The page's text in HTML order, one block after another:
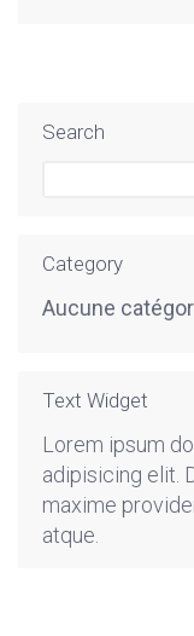
Search
Category
Aucune
Text Widget
Lorem ipsum
adipisicing elit.
maxime
atque.